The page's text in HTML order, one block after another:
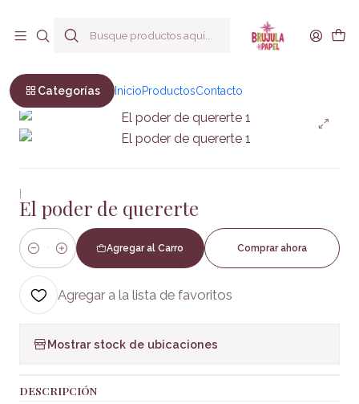
Categorías InicioProductosContacto
Autoayuda
|
El poder de quererte
Cantidad
Agregar al Carro Comprar ahora
Agregar a la lista de favoritos
Mostrar stock de ubicaciones
DESCRIPCIÓN